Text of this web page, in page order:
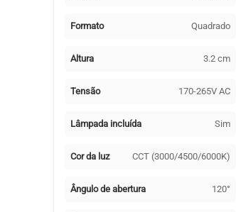
Formato Quadrado
Altura 3.2 cm
Tensão 170-265V AC
Lâmpada incluída Sim
Cor da luz CCT (3000/4500/6000K)
Ângulo de abertura 120°